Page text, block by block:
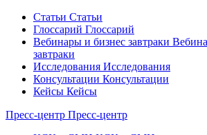
Статьи Статьи
Глоссарий Глоссарий
Вебинары и бизнес завтраки
завтраки
Исследования Исследования
Консультации Консультации
Кейсы Кейсы
Пресс-центр Пресс-центр